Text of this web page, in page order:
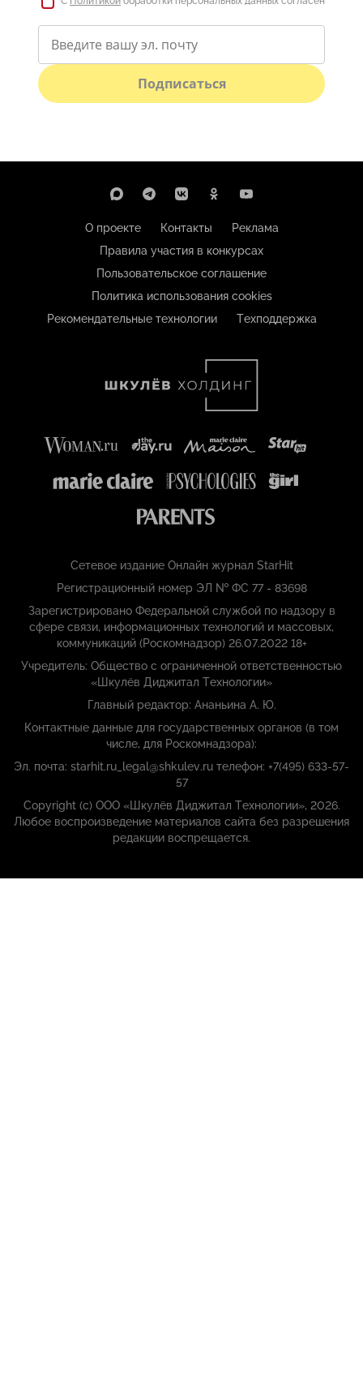
Подписаться
О проекте Контакты
Реклама
Правила участия в конкурсах
Пользовательское соглашение
Политика использования cookies
Рекомендательные технологии
Техподдержка
Сетевое издание Онлайн журнал StarHit
Регистрационный номер ЭЛ № ФС 77 - 83698
Зарегистрировано Федеральной службой по надзору в
сфере связи, информационных технологий и массовых,
коммуникаций (Роскомнадзор) 26.07.2022 18+
Учредитель: Общество с ограниченной ответственностью
«Шкулёв Диджитал Технологии»
Главный редактор: Ананьина А. Ю.
Контактные данные для государственных органов (в том
числе, для Роскомнадзора):
Эл. почта: starhit.ru_legal@shkulev.ru телефон: +7(495) 633-57-
57
Copyright (с) ООО «Шкулёв Диджитал Технологии», 2026.
Любое воспроизведение материалов сайта без разрешения
редакции воспрещается.